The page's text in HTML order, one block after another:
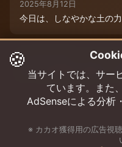
2025年8月12日
今日は、しなやかな土の
2025年8月9日
水と木の絶妙な共演が、
🍪
当サイトでは、サー
ています。また
AdSenseによる分析
※ カカオ獲得用の広告視